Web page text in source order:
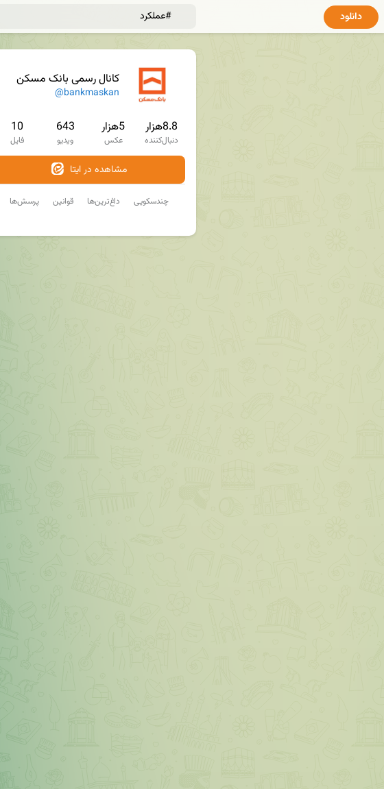
کانال رسمی بانک مسکن
@bankmaskan
8.8هزار
دنبال‌کننده
5هزار
عکس
643
ویدیو
10
فایل
مشاهده در ایتا
پرسش‌ها قوانین داغ‌ترین‌ها چندسکویی
دانلود